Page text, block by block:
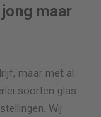
maar
maar met al
soorten glas
Wij